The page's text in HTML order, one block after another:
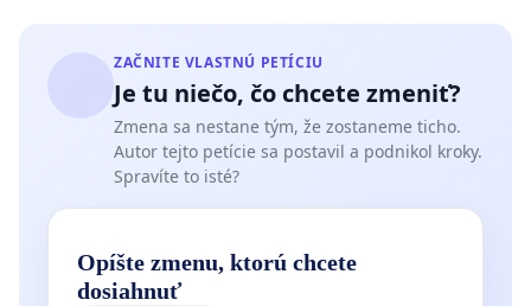
ZAČNITE VLASTNÚ PETÍCIU
Je tu niečo, čo chcete zmeniť?
Zmena sa nestane tým, že zostaneme ticho.
Autor tejto petície sa postavil a podnikol kroky.
Spravíte to isté?
Opíšte zmenu, ktorú chcete
dosiahnuť